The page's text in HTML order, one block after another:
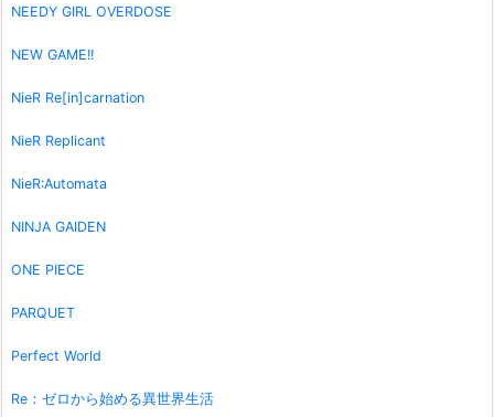
NEEDY GIRL OVERDOSE
NEW GAME!!
NieR Re[in]carnation
NieR Replicant
NieR:Automata
NINJA GAIDEN
ONE PIECE
PARQUET
Perfect World
Re：ゼロから始める異世界生活